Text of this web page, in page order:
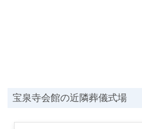
宝泉寺会館の近隣葬儀式場